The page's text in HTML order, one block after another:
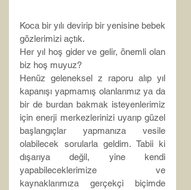
Koca bir yılı devirip bir yenisine bebek
gözlerimizi açtık.
Her yıl hoş gider ve gelir, önemli olan
biz hoş muyuz?
Henüz geleneksel z raporu alıp yıl
kapanışı yapmamış olanlarımız ya da
bir de burdan bakmak isteyenlerimiz
için enerji merkezlerinizi uyarıp güzel
başlangıçlar yapmanıza vesile
olabilecek sorularla geldim. Tabii ki
dışarıya değil, yine kendi
yapabileceklerimize ve
kaynaklarımıza gerçekçi biçimde